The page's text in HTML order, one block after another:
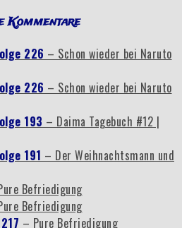
Kommentare
226 – Schon wieder bei Naruto
226 – Schon wieder bei Naruto
193 – Daima Tagebuch #12 |
191 – Der Weihnachtsmann und
Befriedigung
Befriedigung
– Pure Befriedigung